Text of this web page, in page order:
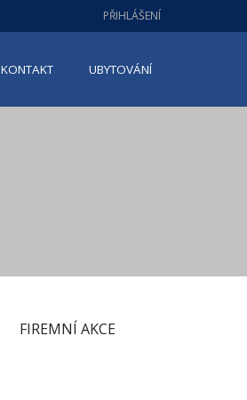
PŘIHLÁŠENÍ
KONTAKT UBYTOVÁNÍ
FIREMNÍ AKCE